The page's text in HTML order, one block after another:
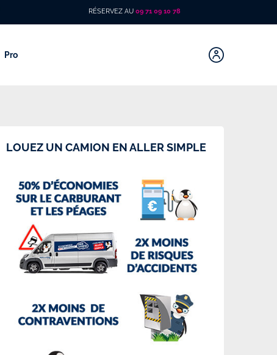
RÉSERVEZ AU09 71 09 10 78
Pro
LOUEZ UN CAMION EN ALLER SIMPLE